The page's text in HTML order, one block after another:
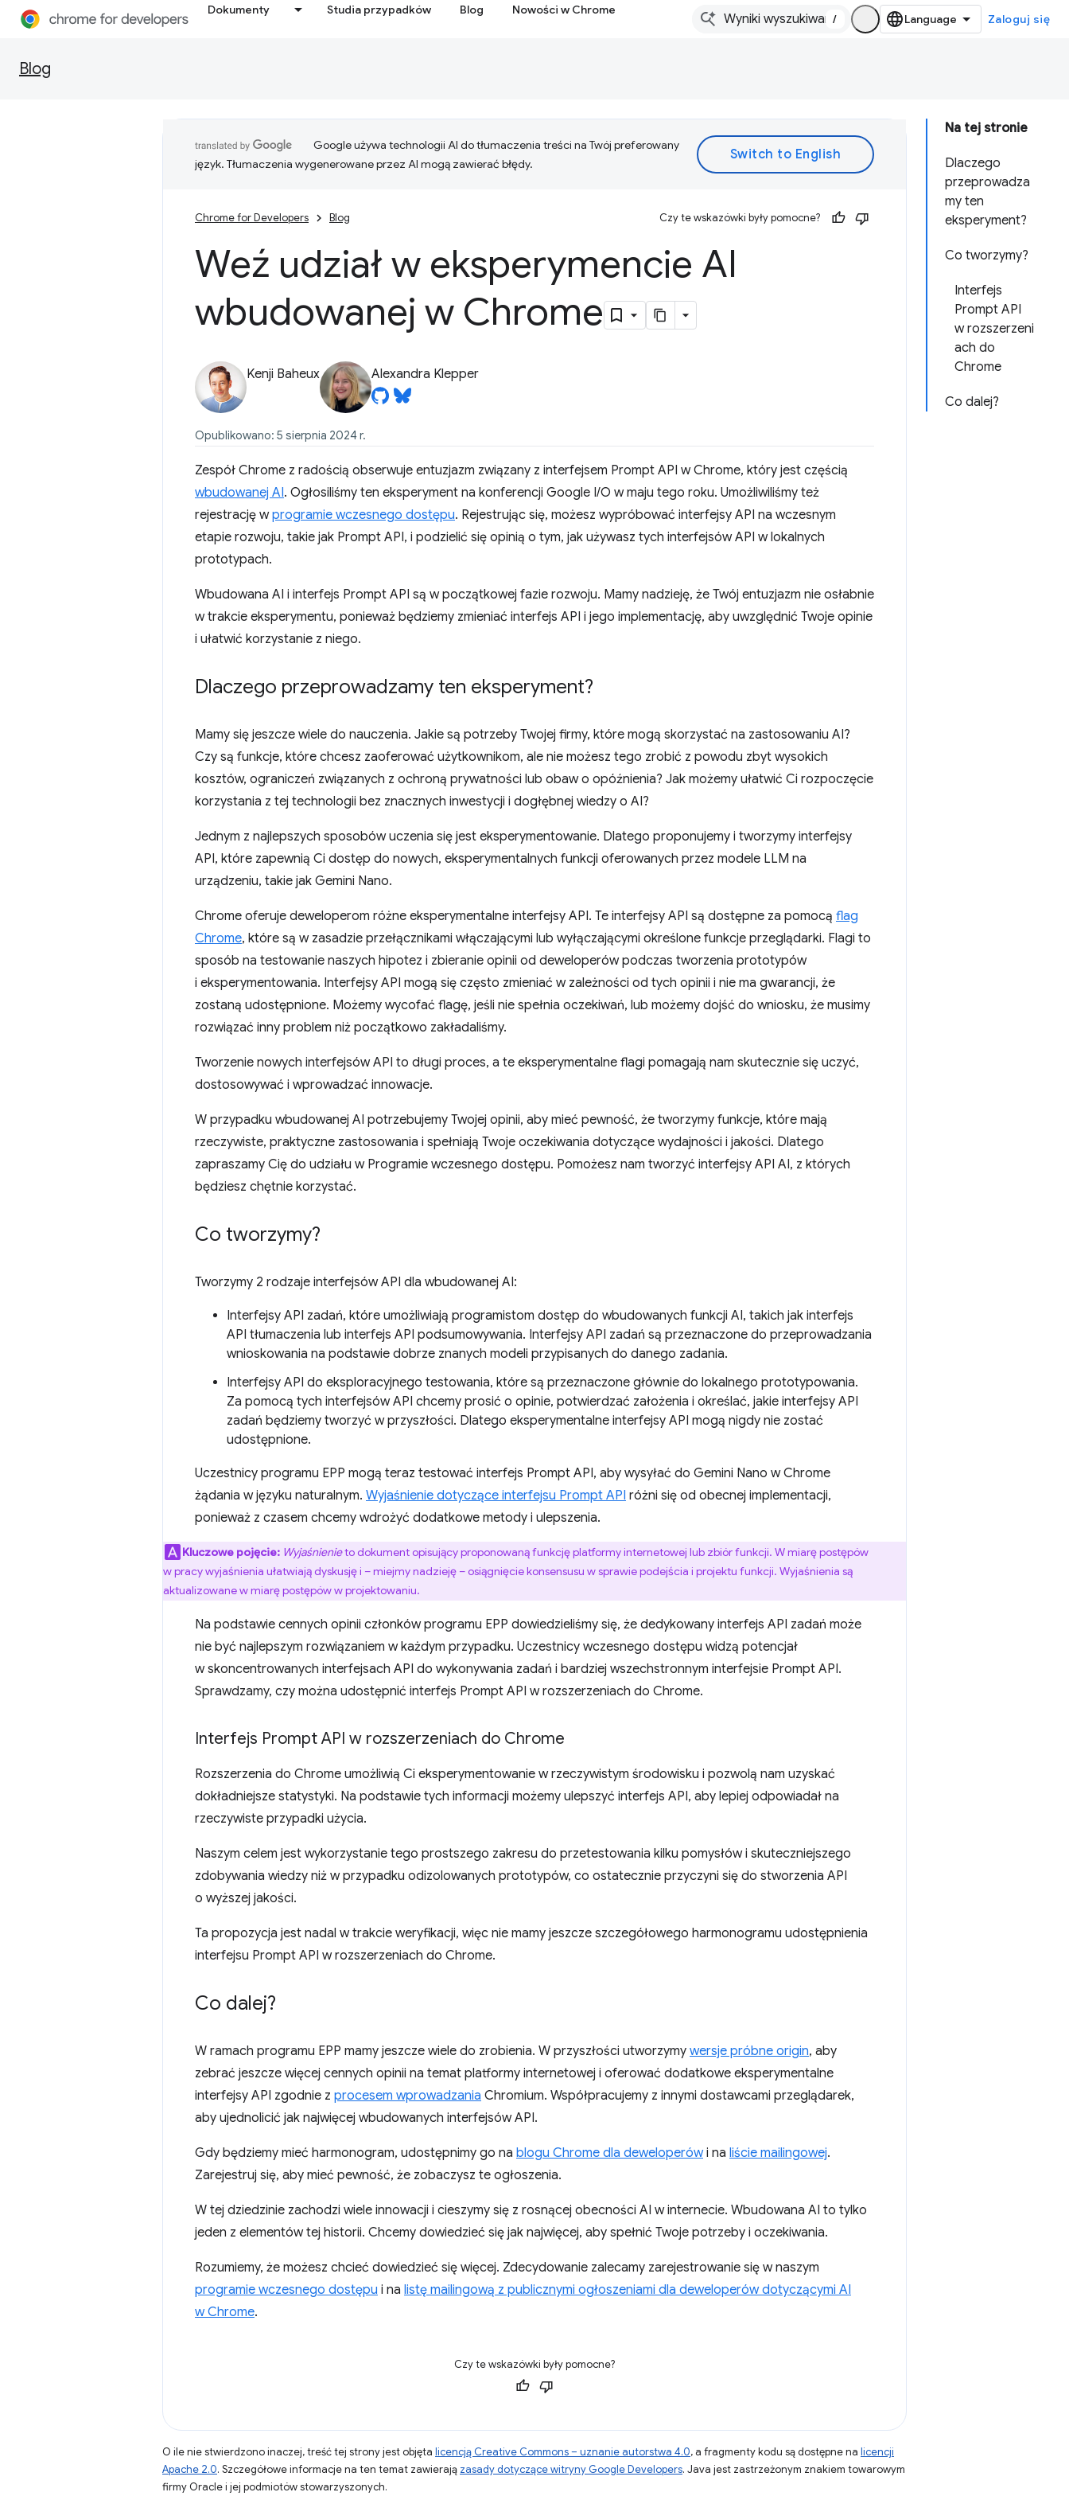
Dokumenty Studia przypadków Blog Nowości w Chrome
/ Zaloguj się
Blog
Na tej stronie
Dlaczego
przeprowadza
my ten
eksperyment?
Co tworzymy?
Interfejs
Prompt API
w rozszerzeni
ach do
Chrome
Co dalej?
Google używa technologii AI do tłumaczenia treści na Twój preferowany
język. Tłumaczenia wygenerowane przez AI mogą zawierać błędy.
Chrome for Developers Blog Czy te wskazówki były pomocne?
Weź udział w eksperymencie AI
wbudowanej w Chrome
Kenji Baheux Alexandra Klepper
Opublikowano: 5 sierpnia 2024 r.
Zespół Chrome z radością obserwuje entuzjazm związany z interfejsem Prompt API w Chrome, który jest częścią
wbudowanej AI. Ogłosiliśmy ten eksperyment na konferencji Google I/O w maju tego roku. Umożliwiliśmy też
rejestrację wprogramie wczesnego dostępu. Rejestrując się, możesz wypróbować interfejsy API na wczesnym
etapie rozwoju, takie jak Prompt API, i podzielić się opinią o tym, jak używasz tych interfejsów API w lokalnych
prototypach.
Wbudowana AI i interfejs Prompt API są w początkowej fazie rozwoju. Mamy nadzieję, że Twój entuzjazm nie osłabnie
w trakcie eksperymentu, ponieważ będziemy zmieniać interfejs API i jego implementację, aby uwzględnić Twoje opinie
i ułatwić korzystanie z niego.
Dlaczego przeprowadzamy ten eksperyment?
Mamy się jeszcze wiele do nauczenia. Jakie są potrzeby Twojej firmy, które mogą skorzystać na zastosowaniu AI?
Czy są funkcje, które chcesz zaoferować użytkownikom, ale nie możesz tego zrobić z powodu zbyt wysokich
kosztów, ograniczeń związanych z ochroną prywatności lub obaw o opóźnienia? Jak możemy ułatwić Ci rozpoczęcie
korzystania z tej technologii bez znacznych inwestycji i dogłębnej wiedzy o AI?
Jednym z najlepszych sposobów uczenia się jest eksperymentowanie. Dlatego proponujemy i tworzymy interfejsy
API, które zapewnią Ci dostęp do nowych, eksperymentalnych funkcji oferowanych przez modele LLM na
urządzeniu, takie jak Gemini Nano.
Chrome oferuje deweloperom różne eksperymentalne interfejsy API. Te interfejsy API są dostępne za pomocą flag
Chrome, które są w zasadzie przełącznikami włączającymi lub wyłączającymi określone funkcje przeglądarki. Flagi to
sposób na testowanie naszych hipotez i zbieranie opinii od deweloperów podczas tworzenia prototypów
i eksperymentowania. Interfejsy API mogą się często zmieniać w zależności od tych opinii i nie ma gwarancji, że
zostaną udostępnione. Możemy wycofać flagę, jeśli nie spełnia oczekiwań, lub możemy dojść do wniosku, że musimy
rozwiązać inny problem niż początkowo zakładaliśmy.
Tworzenie nowych interfejsów API to długi proces, a te eksperymentalne flagi pomagają nam skutecznie się uczyć,
dostosowywać i wprowadzać innowacje.
W przypadku wbudowanej AI potrzebujemy Twojej opinii, aby mieć pewność, że tworzymy funkcje, które mają
rzeczywiste, praktyczne zastosowania i spełniają Twoje oczekiwania dotyczące wydajności i jakości. Dlatego
zapraszamy Cię do udziału w Programie wczesnego dostępu. Pomożesz nam tworzyć interfejsy API AI, z których
będziesz chętnie korzystać.
Co tworzymy?
Tworzymy 2 rodzaje interfejsów API dla wbudowanej AI:
Interfejsy API zadań, które umożliwiają programistom dostęp do wbudowanych funkcji AI, takich jak interfejs
API tłumaczenia lub interfejs API podsumowywania. Interfejsy API zadań są przeznaczone do przeprowadzania
wnioskowania na podstawie dobrze znanych modeli przypisanych do danego zadania.
Interfejsy API do eksploracyjnego testowania, które są przeznaczone głównie do lokalnego prototypowania.
Za pomocą tych interfejsów API chcemy prosić o opinie, potwierdzać założenia i określać, jakie interfejsy API
zadań będziemy tworzyć w przyszłości. Dlatego eksperymentalne interfejsy API mogą nigdy nie zostać
udostępnione.
Uczestnicy programu EPP mogą teraz testować interfejs Prompt API, aby wysyłać do Gemini Nano w Chrome
żądania w języku naturalnym. Wyjaśnienie dotyczące interfejsu Prompt API różni się od obecnej implementacji,
ponieważ z czasem chcemy wdrożyć dodatkowe metody i ulepszenia.
Kluczowe pojęcie: Wyjaśnienieto dokument opisujący proponowaną funkcję platformy internetowej lub zbiór funkcji. W miarę postępów
w pracy wyjaśnienia ułatwiają dyskusję i – miejmy nadzieję – osiągnięcie konsensusu w sprawie podejścia i projektu funkcji. Wyjaśnienia są
aktualizowane w miarę postępów w projektowaniu.
Na podstawie cennych opinii członków programu EPP dowiedzieliśmy się, że dedykowany interfejs API zadań może
nie być najlepszym rozwiązaniem w każdym przypadku. Uczestnicy wczesnego dostępu widzą potencjał
w skoncentrowanych interfejsach API do wykonywania zadań i bardziej wszechstronnym interfejsie Prompt API.
Sprawdzamy, czy można udostępnić interfejs Prompt API w rozszerzeniach do Chrome.
Interfejs Prompt API w rozszerzeniach do Chrome
Rozszerzenia do Chrome umożliwią Ci eksperymentowanie w rzeczywistym środowisku i pozwolą nam uzyskać
dokładniejsze statystyki. Na podstawie tych informacji możemy ulepszyć interfejs API, aby lepiej odpowiadał na
rzeczywiste przypadki użycia.
Naszym celem jest wykorzystanie tego prostszego zakresu do przetestowania kilku pomysłów i skuteczniejszego
zdobywania wiedzy niż w przypadku odizolowanych prototypów, co ostatecznie przyczyni się do stworzenia API
o wyższej jakości.
Ta propozycja jest nadal w trakcie weryfikacji, więc nie mamy jeszcze szczegółowego harmonogramu udostępnienia
interfejsu Prompt API w rozszerzeniach do Chrome.
Co dalej?
W ramach programu EPP mamy jeszcze wiele do zrobienia. W przyszłości utworzymy wersje próbne origin, aby
zebrać jeszcze więcej cennych opinii na temat platformy internetowej i oferować dodatkowe eksperymentalne
interfejsy API zgodnie z procesem wprowadzania Chromium. Współpracujemy z innymi dostawcami przeglądarek,
aby ujednolicić jak najwięcej wbudowanych interfejsów API.
Gdy będziemy mieć harmonogram, udostępnimy go na blogu Chrome dla deweloperówi na liście mailingowej.
Zarejestruj się, aby mieć pewność, że zobaczysz te ogłoszenia.
W tej dziedzinie zachodzi wiele innowacji i cieszymy się z rosnącej obecności AI w internecie. Wbudowana AI to tylko
jeden z elementów tej historii. Chcemy dowiedzieć się jak najwięcej, aby spełnić Twoje potrzeby i oczekiwania.
Rozumiemy, że możesz chcieć dowiedzieć się więcej. Zdecydowanie zalecamy zarejestrowanie się w naszym
programie wczesnego dostępu i na listę mailingową z publicznymi ogłoszeniami dla deweloperów dotyczącymi AI
w Chrome.
Czy te wskazówki były pomocne?
O ile nie stwierdzono inaczej, treść tej strony jest objęta licencją Creative Commons – uznanie autorstwa 4.0, a fragmenty kodu są dostępne na licencji
Apache 2.0. Szczegółowe informacje na ten temat zawierają zasady dotyczące witryny Google Developers. Java jest zastrzeżonym znakiem towarowym
firmy Oracle i jej podmiotów stowarzyszonych.